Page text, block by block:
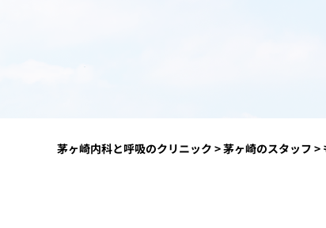
茅ヶ崎内科と呼吸のクリニック >茅ヶ崎のスタッフ >